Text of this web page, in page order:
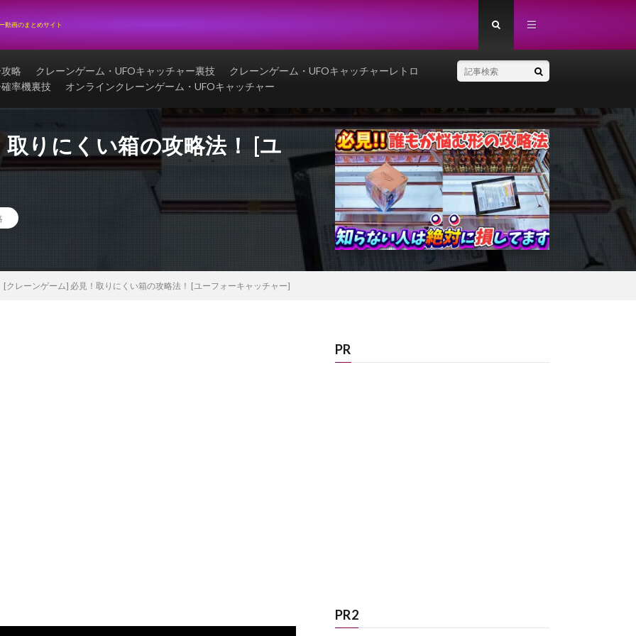
動画のまとめサイト
略 クレーンゲーム・UFOキャッチャー裏技
クレーンゲーム・UFOキャッチャーレトロ
率機裏技
オンラインクレーンゲーム・UFOキャッチャー
りにくい箱の攻略法！ [ユ
[クレーンゲーム] 必見！取りにくい箱の攻略法！ [ユーフォーキャッチャー]
PR
PR2